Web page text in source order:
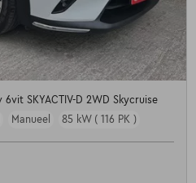
6vit SKYACTIV-D 2WD Skycruise
Manueel 85 kW ( 116 PK )